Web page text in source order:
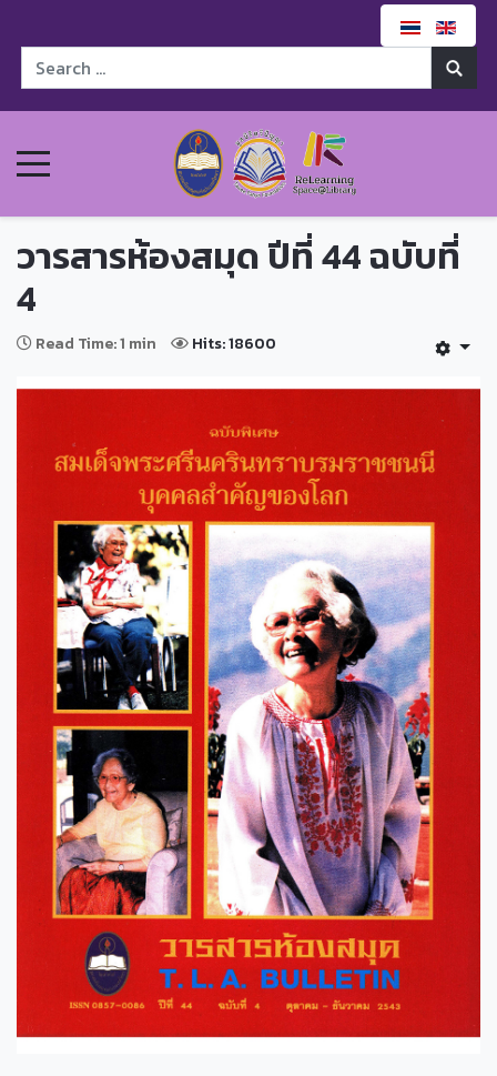
วารสารห้องสมุด ปีที่ 44 ฉบับที่
4
Read Time: 1 min Hits: 18600